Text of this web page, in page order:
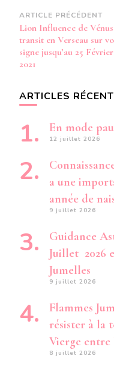
Navigation
d’article
ARTICLE PRÉCÉDENT
Lion Influence de Vénus
transit en Verseau sur
signe jusqu’au 25 Février
2021
ARTICLES
En mode
12 juillet 2026
a une
année de
9 juillet 2026
Guidance
Juillet 2026
Jumelles
9 juillet 2026
Flammes
résister à la
Vierge entre
8 juillet 2026